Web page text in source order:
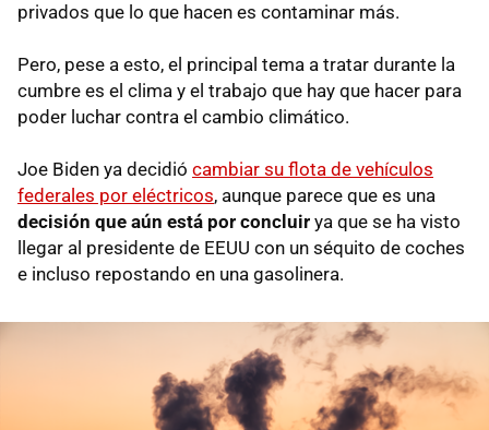
privados que lo que hacen es contaminar más.
Pero, pese a esto, el principal tema a tratar durante la
cumbre es el clima y el trabajo que hay que hacer para
poder luchar contra el cambio climático.
Joe Biden ya decidió cambiar su flota de vehículos
federales por eléctricos, aunque parece que es una
decisión que aún está por concluir ya que se ha visto
llegar al presidente de EEUU con un séquito de coches
e incluso repostando en una gasolinera.